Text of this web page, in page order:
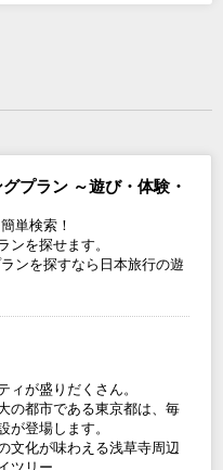
プラン ～遊び・体験・
単検索！
ンを探せます。
ンを探すなら日本旅行の遊
ィが盛りだくさん。
の都市である東京都は、毎
が登場します。
文化が味わえる浅草寺周辺